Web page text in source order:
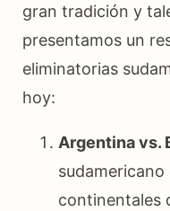
gran tradición y
presentamos un
eliminatorias
hoy:
Argentina vs.
continentales